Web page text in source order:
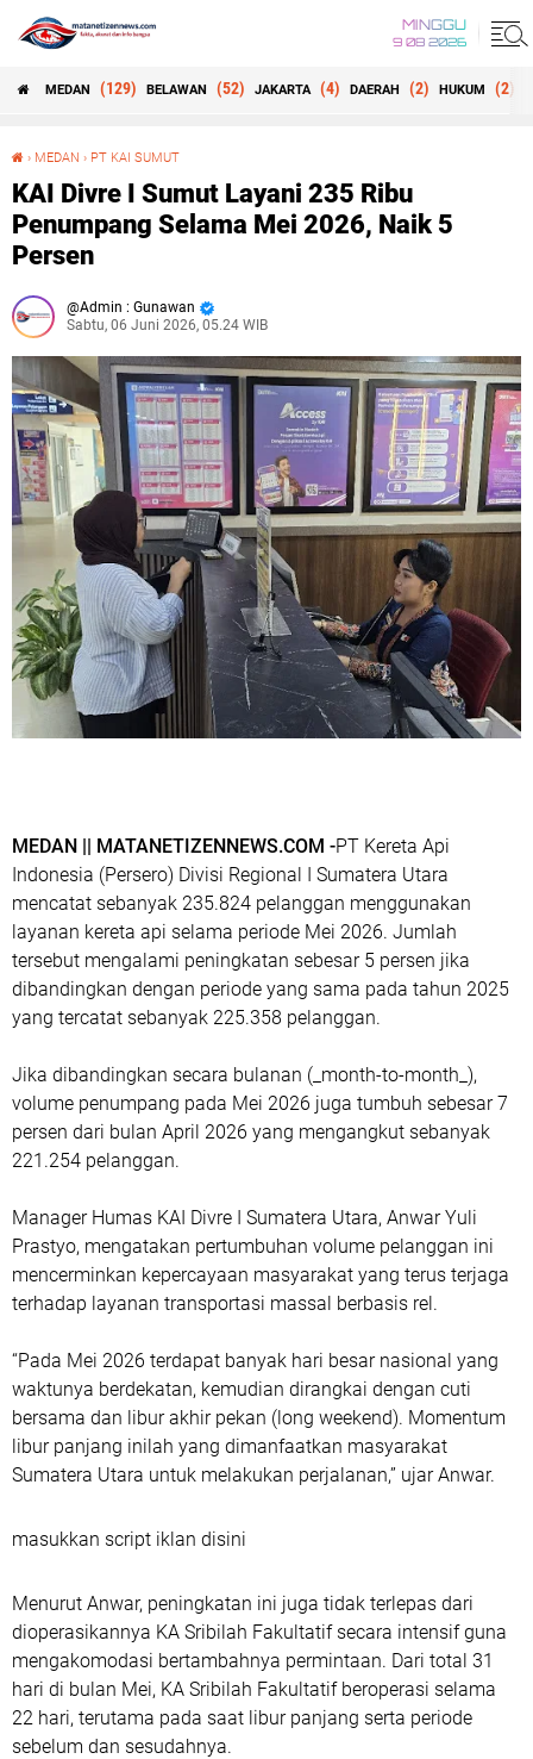
MINGGU
9 08 2026
MEDAN (129) BELAWAN (52) JAKARTA (4) DAERAH (2) HUKUM (2)
› MEDAN › PT KAI SUMUT
KAI Divre I Sumut Layani 235 Ribu
Penumpang Selama Mei 2026, Naik 5
Persen
Admin : Gunawan
Sabtu, 06 Juni 2026, 05.24 WIB
MEDAN || MATANETIZENNEWS.COM -PT Kereta Api
Indonesia (Persero) Divisi Regional I Sumatera Utara
mencatat sebanyak 235.824 pelanggan menggunakan
layanan kereta api selama periode Mei 2026. Jumlah
tersebut mengalami peningkatan sebesar 5 persen jika
dibandingkan dengan periode yang sama pada tahun 2025
yang tercatat sebanyak 225.358 pelanggan.
Jika dibandingkan secara bulanan (_month-to-month_),
volume penumpang pada Mei 2026 juga tumbuh sebesar 7
persen dari bulan April 2026 yang mengangkut sebanyak
221.254 pelanggan.
Manager Humas KAI Divre I Sumatera Utara, Anwar Yuli
Prastyo, mengatakan pertumbuhan volume pelanggan ini
mencerminkan kepercayaan masyarakat yang terus terjaga
terhadap layanan transportasi massal berbasis rel.
“Pada Mei 2026 terdapat banyak hari besar nasional yang
waktunya berdekatan, kemudian dirangkai dengan cuti
bersama dan libur akhir pekan (long weekend). Momentum
libur panjang inilah yang dimanfaatkan masyarakat
Sumatera Utara untuk melakukan perjalanan,” ujar Anwar.
masukkan script iklan disini
Menurut Anwar, peningkatan ini juga tidak terlepas dari
dioperasikannya KA Sribilah Fakultatif secara intensif guna
mengakomodasi bertambahnya permintaan. Dari total 31
hari di bulan Mei, KA Sribilah Fakultatif beroperasi selama
22 hari, terutama pada saat libur panjang serta periode
sebelum dan sesudahnya.